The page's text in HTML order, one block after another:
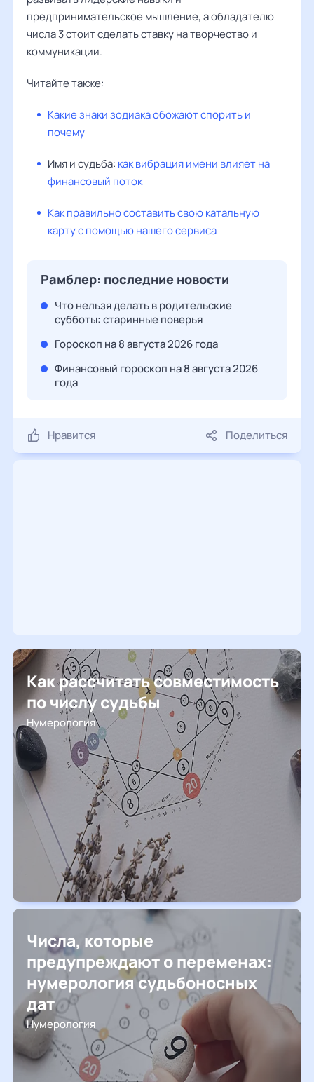
предпринимательское мышление, а обладателю
числа 3 стоит сделать ставку на творчество и
коммуникации.
Читайте также:
Какие знаки зодиака обожают спорить и
почему
Имя и судьба: как вибрация имени влияет на
финансовый поток
Как правильно составить свою катальную
карту с помощью нашего сервиса
Рамблер: последние новости
Что нельзя делать в родительские
субботы: старинные поверья
Гороскоп на 8 августа 2026 года
Финансовый гороскоп на 8 августа 2026
года
Нравится Поделиться
Как рассчитать совместимость
по числу судьбы
Нумерология
Числа, которые
предупреждают о переменах:
нумерология судьбоносных
дат
Нумерология